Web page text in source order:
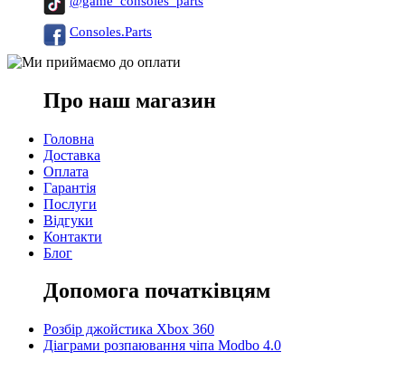
Consoles.Parts
Про наш магазин
Головна
Доставка
Оплата
Гарантія
Послуги
Відгуки
Контакти
Блог
Допомога початківцям
Розбір джойстика Xbox 360
Діаграми розпаювання чіпа Modbo 4.0